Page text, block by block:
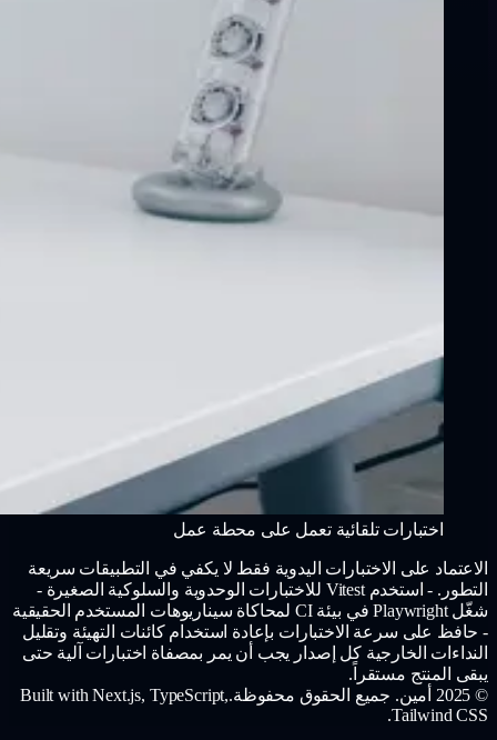
اختبارات تلقائية تعمل على محطة عمل
الاعتماد على الاختبارات اليدوية فقط لا يكفي في التطبيقات سريعة
التطور. - استخدم Vitest للاختبارات الوحدوية والسلوكية الصغيرة -
شغّل Playwright في بيئة CI لمحاكاة سيناريوهات المستخدم الحقيقية
- حافظ على سرعة الاختبارات بإعادة استخدام كائنات التهيئة وتقليل
النداءات الخارجية كل إصدار يجب أن يمر بمصفاة اختبارات آلية حتى
يبقى المنتج مستقراً.
© 2025 أمين. جميع الحقوق محفوظة.
Built with Next.js, TypeScript,
Tailwind CSS.